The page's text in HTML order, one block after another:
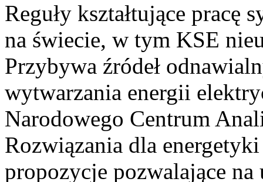
Reguły kształtujące pracę
na świecie, w tym KSE
Przybywa źródeł
wytwarzania energii
Narodowego Centrum
Rozwiązania dla
propozycje pozwalające